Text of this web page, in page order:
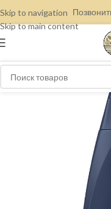
Skip to navigation
Skip to main content